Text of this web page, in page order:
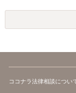
ココナラ法律相談につい